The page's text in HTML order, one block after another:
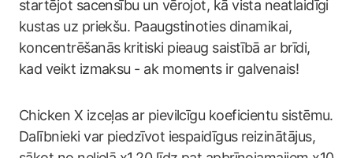
startējot sacensību un vērojot, kā vista neatlaidīgi
kustas uz priekšu. Paaugstinoties dinamikai,
koncentrēšanās kritiski pieaug saistībā ar brīdi,
kad veikt izmaksu - ak moments ir galvenais!
Chicken X izceļas ar pievilcīgu koeficientu sistēmu.
Dalībnieki var piedzīvot iespaidīgus reizinātājus,